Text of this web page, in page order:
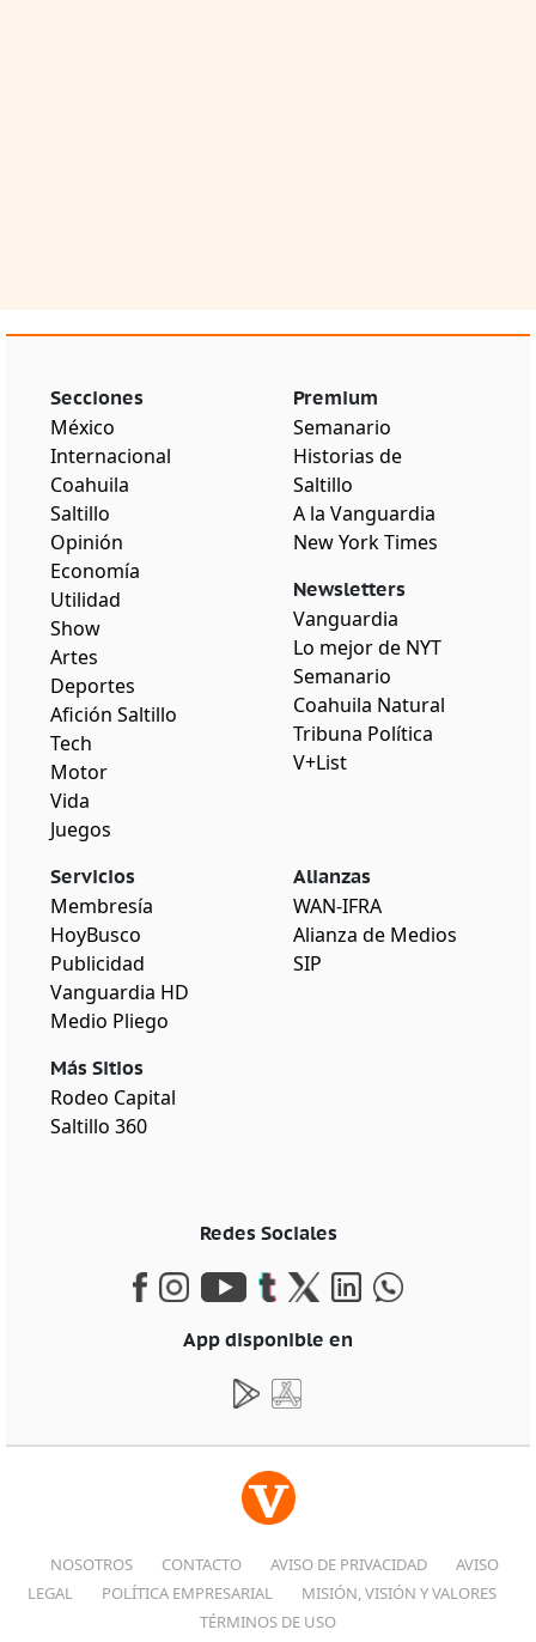
Secciones
México
Internacional
Coahuila
Saltillo
Opinión
Economía
Utilidad
Show
Artes
Deportes
Afición Saltillo
Tech
Motor
Vida
Juegos
Premium
Semanario
Historias de
Saltillo
A la Vanguardia
New York Times
Newsletters
Vanguardia
Lo mejor de NYT
Semanario
Coahuila Natural
Tribuna Política
V+List
Servicios
Membresía
HoyBusco
Publicidad
Vanguardia HD
Medio Pliego
Más Sitios
Rodeo Capital
Saltillo 360
Alianzas
WAN-IFRA
Alianza de Medios
SIP
Redes Sociales
App disponible en
NOSOTROS CONTACTO AVISO DE PRIVACIDAD
AVISO
LEGAL
POLÍTICA EMPRESARIAL
MISIÓN, VISIÓN Y VALORES
TÉRMINOS DE USO